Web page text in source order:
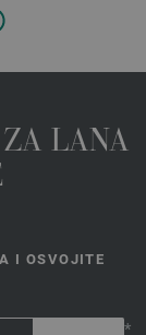
LANA
I OSVOJITE
*